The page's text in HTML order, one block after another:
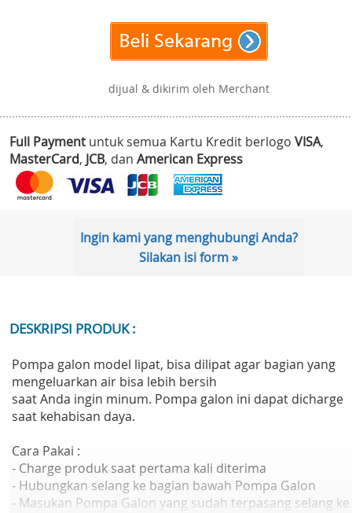
dijual & dikirim oleh Merchant
Full Payment untuk semua Kartu Kredit berlogo VISA,
MasterCard, JCB, dan American Express
Ingin kami yang menghubungi Anda?
Silakan isi form »
DESKRIPSI PRODUK :
Pompa galon model lipat, bisa dilipat agar bagian yang
mengeluarkan air bisa lebih bersih
saat Anda ingin minum. Pompa galon ini dapat dicharge
saat kehabisan daya.
Cara Pakai :
- Charge produk saat pertama kali diterima
- Hubungkan selang ke bagian bawah Pompa Galon
- Masukan Pompa Galon yang sudah terpasang selang ke